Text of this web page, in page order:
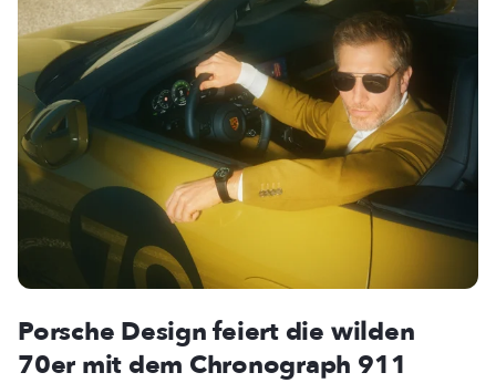
Porsche Design feiert die wilden
70er mit dem Chronograph 911